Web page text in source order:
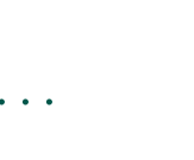
・